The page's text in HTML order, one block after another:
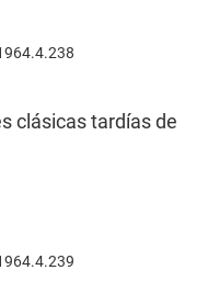
clásicas tardías de